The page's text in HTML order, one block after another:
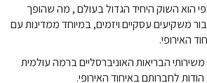
הואהשוק היחיד הגדול בעולם , מה שהופך
משקיעים עסקיים ויזמים, במיוחד ממדינות עם
האירופי.
הבריאות האוניברסליים ברמה עולמית
לחברותם באיחוד האירופי.